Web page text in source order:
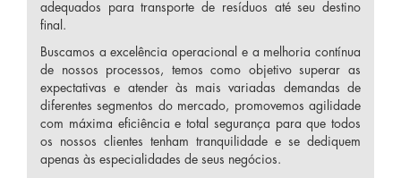
adequados para transporte de resíduos até seu destino
final.
Buscamos a excelência operacional e a melhoria contínua
de nossos processos, temos como objetivo superar as
expectativas e atender às mais variadas demandas de
diferentes segmentos do mercado, promovemos agilidade
com máxima eficiência e total segurança para que todos
os nossos clientes tenham tranquilidade e se dediquem
apenas às especialidades de seus negócios.